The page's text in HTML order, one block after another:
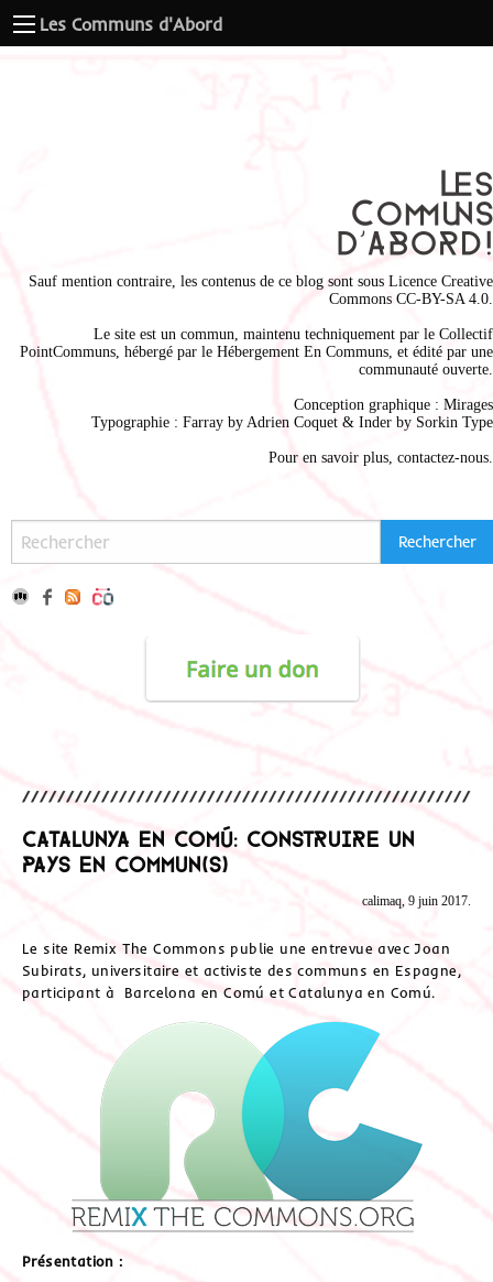
Les Communs d'Abord
Sauf mention contraire, les contenus de ce blog sont sous Licence Creative
Commons CC-BY-SA 4.0
Le site est un commun, maintenu techniquement par le Collectif
PointCommuns , hébergé par le Hébergement En Communs , et édité par une
communauté ouverte.
Conception graphique : Mirages
Typographie : Farray by Adrien Coquet & Inder by Sorkin Type
Pour en savoir plus, contactez-nous
Catalunya en Comú: Construire un
pays en commun(s)
calimaq, 9 juin 2017.
Le site Remix The Commons publie une entrevue avec Joan
Subirats, universitaire et activiste des communs en Espagne,
participant à Barcelona en Comú et Catalunya en Comú.
Présentation :